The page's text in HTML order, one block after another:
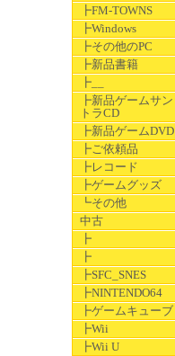
┣FM-TOWNS
┣Windows
┣その他のPC
┣新品書籍
┣__
┣新品ゲームサン
トラCD
┣新品ゲームDVD
┣ご依頼品
┣レコード
┣ゲームグッズ
┗その他
中古
┣
┣
┣SFC_SNES
┣NINTENDO64
┣ゲームキューブ
┣Wii
┣Wii U